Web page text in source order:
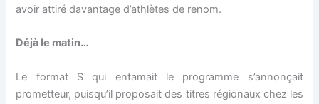
avoir attiré davantage d’athlètes de renom.
Déjà le matin…
Le format S qui entamait le programme s’annonçait
prometteur, puisqu’il proposait des titres régionaux chez les